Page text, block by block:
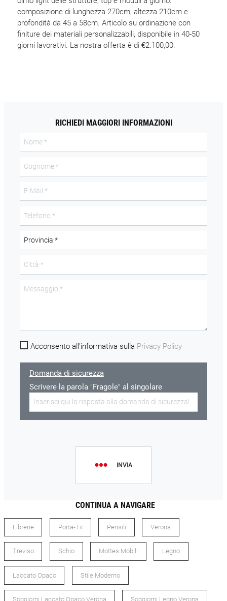
composizione di lunghezza 270cm, altezza 210cm e
profondità da 45 a 58cm. Articolo su ordinazione con
finiture dei materiali personalizzabili, disponibile in 40-50
giorni lavorativi. La nostra offerta è di €2.100,00.
CONTINUA A NAVIGARE
Librerie Porta-Tv Pensili Verona
Treviso Schio Mottes Mobili Legno
Laccato Opaco Stile Moderno
Soggiorni Laccato Opaco Verona Soggiorni Legno Verona
RICHIEDI MAGGIORI INFORMAZIONI
Acconsento all'informativa sulla Privacy Policy
Domanda di sicurezza
Scrivere la parola "Fragole" al singolare
INVIA